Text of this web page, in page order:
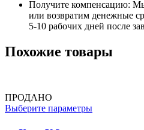
Получите компенсацию:
или возвратим денежные
5-10 рабочих дней после
Похожие товары
ПРОДАНО
Выберите параметры